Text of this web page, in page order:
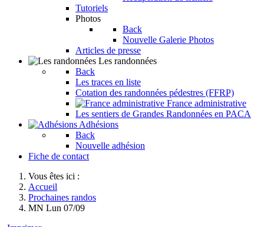
Tutoriels
Photos
Back
Nouvelle Galerie Photos
Articles de presse
Les randonnées
Back
Les traces en liste
Cotation des randonnées pédestres (FFRP)
France administrative
Les sentiers de Grandes Randonnées en PACA
Adhésions
Back
Nouvelle adhésion
Fiche de contact
Vous êtes ici :
Accueil
Prochaines randos
MN Lun 07/09